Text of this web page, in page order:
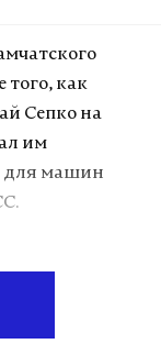
иVK.
VK
того, как
Сепко на
им
для машин